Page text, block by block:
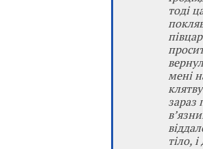
тоді
мені
зараз
тіло,